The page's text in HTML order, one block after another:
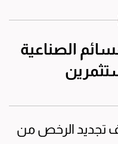
الصناعية
تجديد الرخص من